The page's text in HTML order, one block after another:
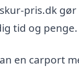
pris.dk
tid og penge.
en carport